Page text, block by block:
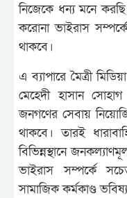
নিজেকে ধন্য মনে
করোনা ভাইরাস
থাকবে।
এ ব্যাপারে মৈত্রী
মেহেদী হাসান
জনগণের সেবায়
থাকবে। তারই
বিভিন্নস্থানে
ভাইরাস সম্পর্কে
সামাজিক কর্মকাণ্ড